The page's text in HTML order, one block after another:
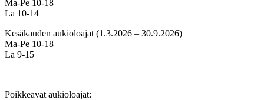
Ma-Pe 10-18
La 10-14
Kesäkauden aukioloajat (1.3.2026 – 30.9.2026)
Ma-Pe 10-18
La 9-15
Poikkeavat aukioloajat: